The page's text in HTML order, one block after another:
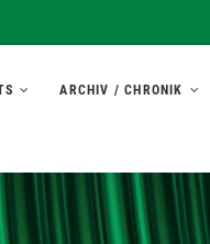
ARCHIV / CHRONIK